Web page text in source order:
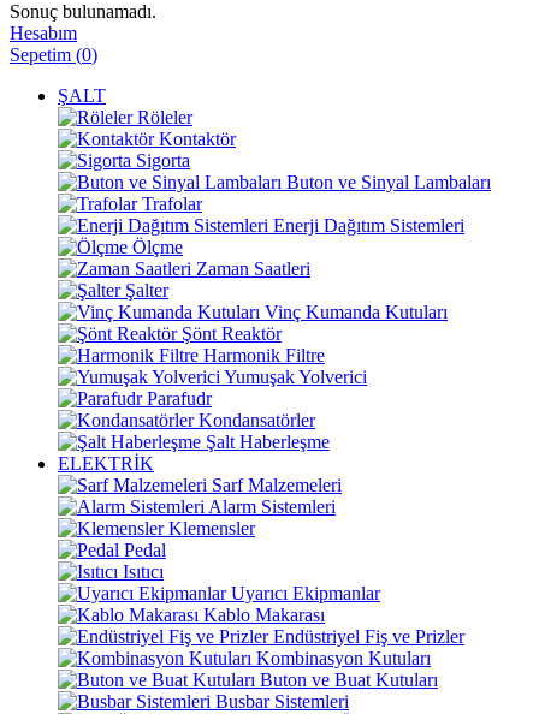
Sonuç bulunamadı.
Hesabım
Sepetim (0)
ŞALT
Röleler
Kontaktör
Sigorta
Buton ve Sinyal Lambaları
Trafolar
Enerji Dağıtım Sistemleri
Ölçme
Zaman Saatleri
Şalter
Vinç Kumanda Kutuları
Şönt Reaktör
Harmonik Filtre
Yumuşak Yolverici
Parafudr
Kondansatörler
Şalt Haberleşme
ELEKTRİK
Sarf Malzemeleri
Alarm Sistemleri
Klemensler
Pedal
Isıtıcı
Uyarıcı Ekipmanlar
Kablo Makarası
Endüstriyel Fiş ve Prizler
Kombinasyon Kutuları
Buton ve Buat Kutuları
Busbar Sistemleri